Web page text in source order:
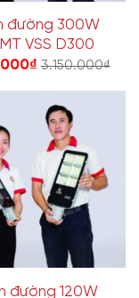
đường 300W
VSS D300
₫ 3.150.000₫
đường 120W